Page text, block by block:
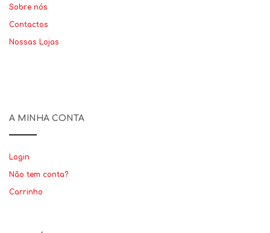
Sobre nós
Contactos
Nossas Lojas
A MINHA CONTA
Login
Não tem conta?
Carrinho